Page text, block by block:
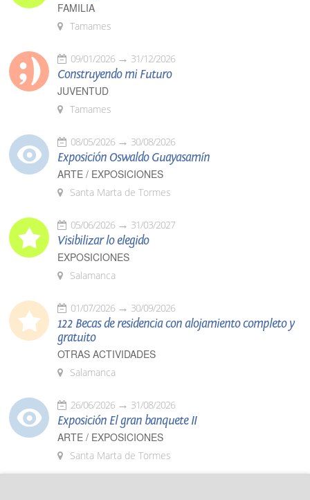
FAMILIA
Tamames
09/01/2026 31/12/2026
Construyendo mi Futuro
JUVENTUD
Tamames
08/05/2026 30/08/2026
Exposición Oswaldo Guayasamín
ARTE / EXPOSICIONES
Santa Marta de Tormes
05/06/2026 31/03/2027
Visibilizar lo elegido
EXPOSICIONES
Salamanca
01/07/2026 30/09/2026
122 Becas de residencia con alojamiento completo y
gratuito
OTRAS ACTIVIDADES
Salamanca
26/06/2026 31/08/2026
Exposición El gran banquete II
ARTE / EXPOSICIONES
Santa Marta de Tormes